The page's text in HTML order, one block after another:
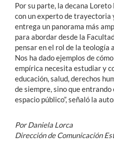
Por su parte, la decana
con un experto de trayectoria
entrega un panorama más
para abordar desde la
pensar en el rol de la teología
Nos ha dado ejemplos de
empírica necesita estudiar y
educación, salud, derechos
de siempre, sino que entrando
espacio público”, señaló la
Por Daniela Lorca
Dirección de Comunicación